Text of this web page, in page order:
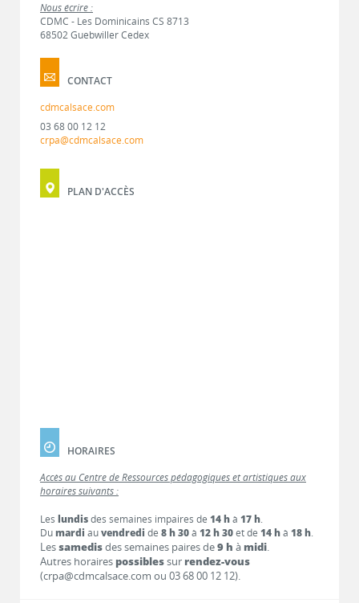
Nous écrire :
CDMC - Les Dominicains CS 8713
68502 Guebwiller Cedex
CONTACT
cdmcalsace.com
03 68 00 12 12
crpa@cdmcalsace.com
PLAN D'ACCÈS
HORAIRES
Accès au Centre de Ressources pédagogiques et artistiques aux
horaires suivants :
Les lundisdes semaines impaires de 14 hà 17 h.
Dumardi auvendredi de 8 h 30à 12 h 30et de 14 hà 18 h.
Lessamedisdes semaines paires de9 h à midi.
Autres horaires possiblessur rendez-vous
(crpa@cdmcalsace.com ou 03 68 00 12 12).